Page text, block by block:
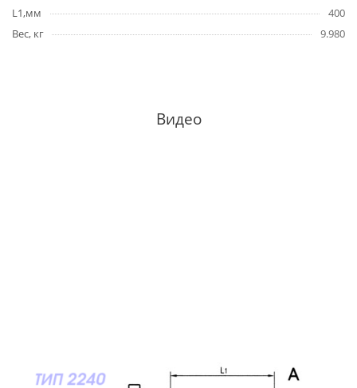
L1,мм
400
Вес, кг
9.980
Видео